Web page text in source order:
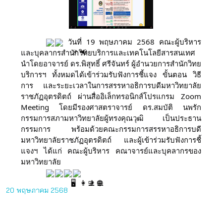
วันที่ 19 พฤษภาคม 2568 คณะผู้บริหาร
และบุคลากรสำนักวิทยบริการและเทคโนโลยีสารสนเทศ
นำโดยอาจารย์ ดร.พิสุทธิ์ ศรีจันทร์ ผู้อำนวยการสำนักวิทย
บริการฯ ทั้งหมดได้เข้าร่วมรับฟังการชี้แจง ขั้นตอน วิธี
การ และระยะเวลาในการสรรหาอธิการบดีมหาวิทยาลัย
ราชภัฏอุตรดิตถ์ ผ่านสื่ออิเล็กทรอนิกส์โปรแกรม Zoom
Meeting โดยมีรองศาสตราจารย์ ดร.สมบัติ นพรัก
กรรมการสภามหาวิทยาลัยผู้ทรงคุณวุฒิ เป็นประธาน
กรรมการ พร้อมด้วยคณะกรรมการสรรหาอธิการบดี
มหาวิทยาลัยราชภัฏอุตรดิตถ์ และผู้เข้าร่วมรับฟังการชี้
แจงฯ ได้แก่ คณะผู้บริหาร คณาจารย์และบุคลากรของ
มหาวิทยาลัย
20 พฤษภาคม 2568